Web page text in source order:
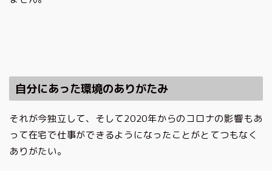
自分にあった環境のありがたみ
それが今独立して、そして2020年からのコロナの影響もあ
って在宅で仕事ができるようになったことがとてつもなく
ありがたい。